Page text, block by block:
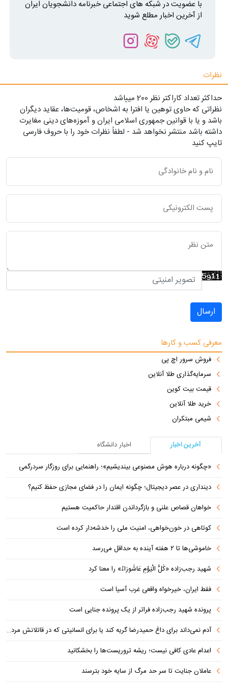
با عضویت در شبکه های اجتماعی خبرنامه دانشجویان ایران
از آخرین اخبار مطلع شوید
نظرات
حداکثر تعداد کاراکتر نظر 200 ميياشد
نظراتی که حاوی توهین یا افترا به اشخاص، قومیت‌ها، عقاید دیگران
باشد و یا با قوانین جمهوری اسلامی ایران و آموزه‌های دینی مغایرت
داشته باشد منتشر نخواهد شد - لطفاً نظرات خود را با حروف فارسی
تایپ کنید
ارسال
معرفی کسب و کارها
فروش سرور اچ پی
سرمایه‌گذاری طلا آنلاین
قیمت بیت کوین
خرید طلا آنلاین
شیمی مبتکران
آخرین اخبار
اخبار دانشگاه
«چگونه درباره هوش مصنوعی بیندیشیم»؛ راهنمایی برای روزگار سردرگمی
دینداری در عصر دیجیتال؛ چگونه ایمان را در فضای مجازی حفظ کنیم؟
خواهان قصاص علنی و بازگرداندن اقتدار حاکمیت هستیم
کوتاهی در خون‌خواهی، امنیت ملی را خدشه‌دار کرده است
خاموشی‌ها تا ۲ هفته آینده به حداقل می‌رسد
شهید رجب‌زاده «کُلُّ الْیَوْمِ عَاشُورَاءُ» را معنا کرد
فقط ایران، خیرخواه واقعی غرب آسیا است
پرونده شهید رجب‌زاده فراتر از یک پرونده جنایی است
آدم نمی‌داند برای داغ حمیدرضا گریه کند یا برای انسانیتی که در قاتلانش مرده است
اعدام عادی کافی نیست؛ ریشه تروریست‌ها را بخشکانید
عاملان جنایت تا سر حد مرگ از سایه خود بترسند